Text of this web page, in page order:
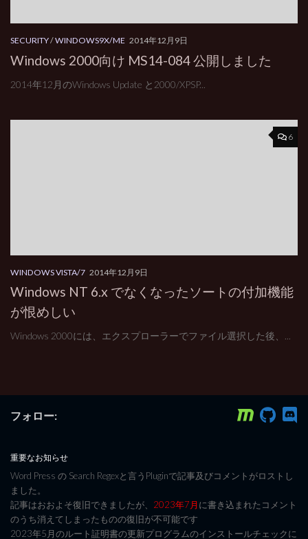
SECURITY/WINDOWS9X/ME 2014年12月9日
Windows 2000向け MS14-084 公開しました
2014年12月のWindows Update と2000/XPSP...
6
WINDOWS VISTA/7 2014年12月9日
Windows NT 6.x でなくなったソートの付加機能
が恨めしい
Windows 2000には、エクスプローラーでファイル選択した後、...
フォロー:
重要なお知らせ
Word Press の Search Regexと言うPluginで記事及びコメントがロストし
ました。
記事はおおよそ復旧できましたが、 2023年7月に書き込まれたコメント
のうち消えてしまったものの復旧が不可能です
2023年5月のルート証明書の更新プログラムのインストールチェックに